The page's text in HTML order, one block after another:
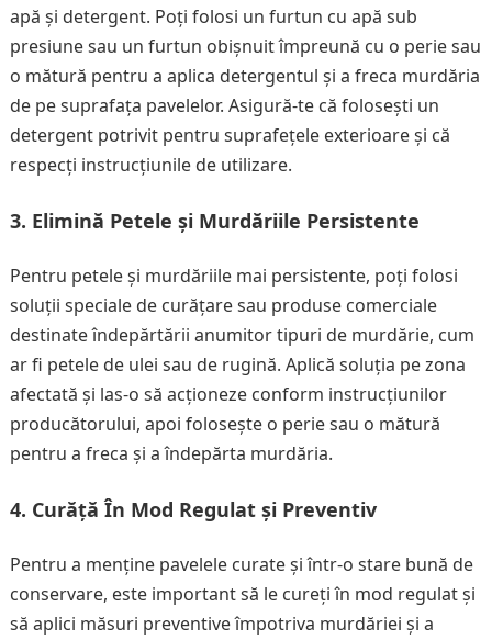
apă și detergent. Poți folosi un furtun cu apă sub
presiune sau un furtun obișnuit împreună cu o perie sau
o mătură pentru a aplica detergentul și a freca murdăria
de pe suprafața pavelelor. Asigură-te că folosești un
detergent potrivit pentru suprafețele exterioare și că
respecți instrucțiunile de utilizare.
3. Elimină Petele și Murdăriile Persistente
Pentru petele și murdăriile mai persistente, poți folosi
soluții speciale de curățare sau produse comerciale
destinate îndepărtării anumitor tipuri de murdărie, cum
ar fi petele de ulei sau de rugină. Aplică soluția pe zona
afectată și las-o să acționeze conform instrucțiunilor
producătorului, apoi folosește o perie sau o mătură
pentru a freca și a îndepărta murdăria.
4. Curăță În Mod Regulat și Preventiv
Pentru a menține pavelele curate și într-o stare bună de
conservare, este important să le cureți în mod regulat și
să aplici măsuri preventive împotriva murdăriei și a